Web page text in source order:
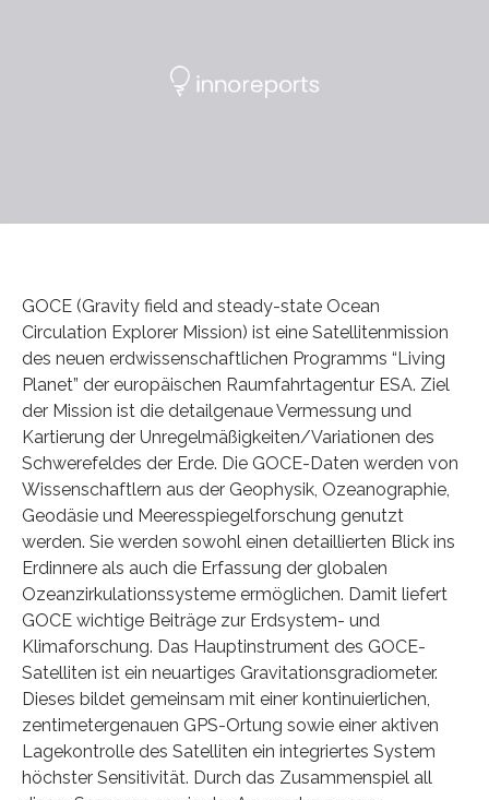
GOCE (Gravity field and steady-state Ocean
Circulation Explorer Mission) ist eine Satellitenmission
des neuen erdwissenschaftlichen Programms “Living
Planet” der europäischen Raumfahrtagentur ESA. Ziel
der Mission ist die detailgenaue Vermessung und
Kartierung der Unregelmäßigkeiten/Variationen des
Schwerefeldes der Erde. Die GOCE-Daten werden von
Wissenschaftlern aus der Geophysik, Ozeanographie,
Geodäsie und Meeresspiegelforschung genutzt
werden. Sie werden sowohl einen detaillierten Blick ins
Erdinnere als auch die Erfassung der globalen
Ozeanzirkulationssysteme ermöglichen. Damit liefert
GOCE wichtige Beiträge zur Erdsystem- und
Klimaforschung. Das Hauptinstrument des GOCE-
Satelliten ist ein neuartiges Gravitationsgradiometer.
Dieses bildet gemeinsam mit einer kontinuierlichen,
zentimetergenauen GPS-Ortung sowie einer aktiven
Lagekontrolle des Satelliten ein integriertes System
höchster Sensitivität. Durch das Zusammenspiel all